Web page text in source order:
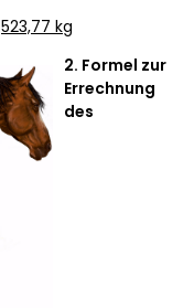
523,77 kg
2. Formel zur
Errechnung
des